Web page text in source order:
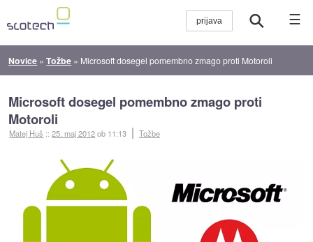
☰
Novice »Tožbe » Microsoft dosegel pomembno zmago proti Motoroli
Microsoft dosegel pomembno zmago proti
Motoroli
Matej Huš ::25. maj 2012ob 11:13 Tožbe